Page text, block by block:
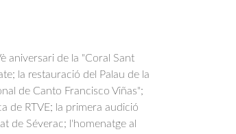
aniversari de la "Coral Sant
la restauració del Palau de la
de Canto Francisco Viñas";
de RTVE; la primera audició
de Séverac; l'homenatge al